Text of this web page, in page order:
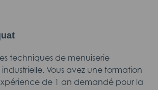
techniques de menuiserie
Vous avez une formation
de 1 an demandé pour la